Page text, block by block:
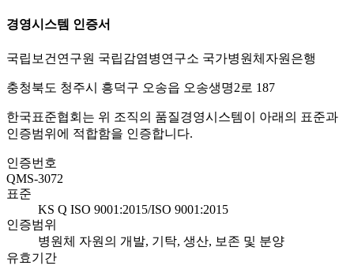
경영시스템 인증서
국립보건연구원 국립감염병연구소 국가병원체자원은행
충청북도 청주시 흥덕구 오송읍 오송생명2로 187
한국표준협회는 위 조직의 품질경영시스템이 아래의 표준과
인증범위에 적합함을 인증합니다.
인증번호
QMS-3072
표준
KS Q ISO 9001:2015/ISO 9001:2015
인증범위
병원체 자원의 개발, 기탁, 생산, 보존 및 분양
유효기간